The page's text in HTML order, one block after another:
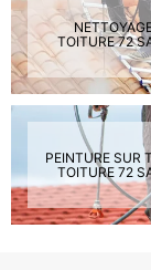
TOITURE 72
PEINTURE SUR
TOITURE 72